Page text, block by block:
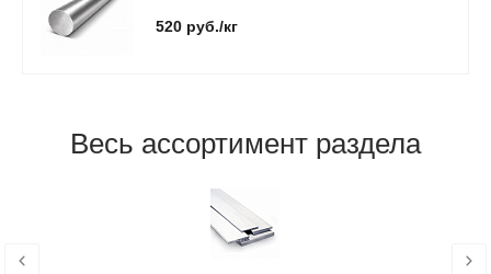
520 руб./кг
Весь ассортимент раздела